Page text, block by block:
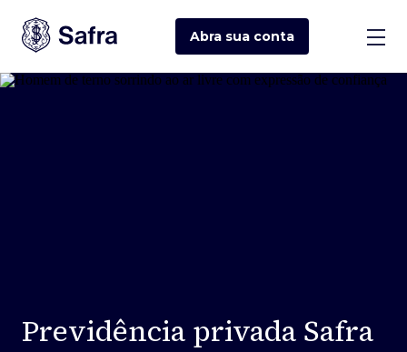
Abra sua conta
Previdência privada Safra